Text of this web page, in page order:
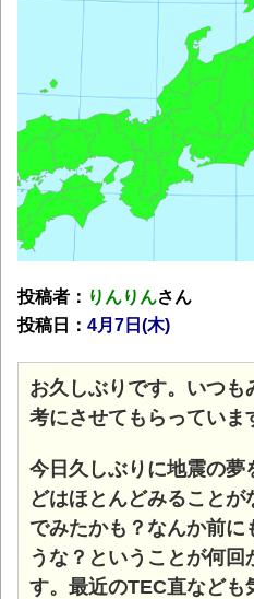
投稿者： りんりんさん
投稿日： 4月7日(木)
お久しぶりです。いつも
考にさせてもらっていま
今日久しぶりに地震の夢
どはほとんどみること
でみたかも？なんか前に
うな？ということが何回
す。 最近のTEC直なども